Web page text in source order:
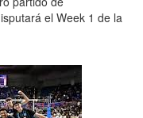
el Week 1 de la